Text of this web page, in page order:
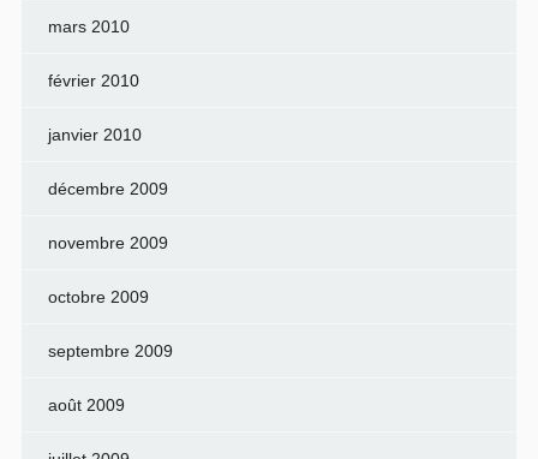
mars 2010
février 2010
janvier 2010
décembre 2009
novembre 2009
octobre 2009
septembre 2009
août 2009